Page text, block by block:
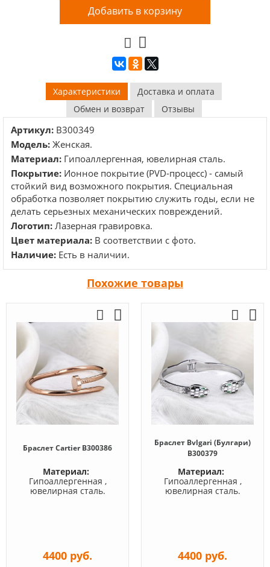
Добавить в корзину
Характеристики
Доставка и оплата
Обмен и возврат
Отзывы
Артикул: B300349
Модель: Женская.
Материал: Гипоаллергенная, ювелирная сталь.
Покрытие: Ионное покрытие (PVD-процесс) - самый
стойкий вид возможного покрытия. Специальная
обработка позволяет покрытию служить годы, если не
делать серьезных механических повреждений.
Логотип: Лазерная гравировка.
Цвет материала: В соответствии с фото.
Наличие: Есть в наличии.
Похожие товары
Браслет Cartier B300386
Материал:
Гипоаллергенная ,
ювелирная сталь.
4400 руб.
Браслет Bvlgari (Булгари)
B300379
Материал:
Гипоаллергенная ,
ювелирная сталь.
4400 руб.